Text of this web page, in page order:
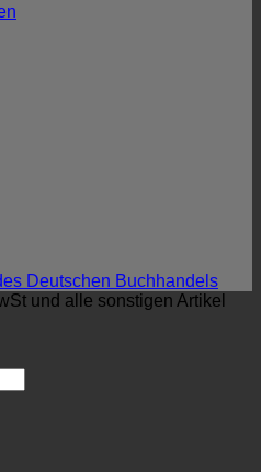
und alle sonstigen Artikel